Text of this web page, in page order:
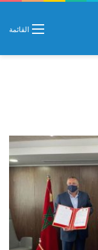
القائمة